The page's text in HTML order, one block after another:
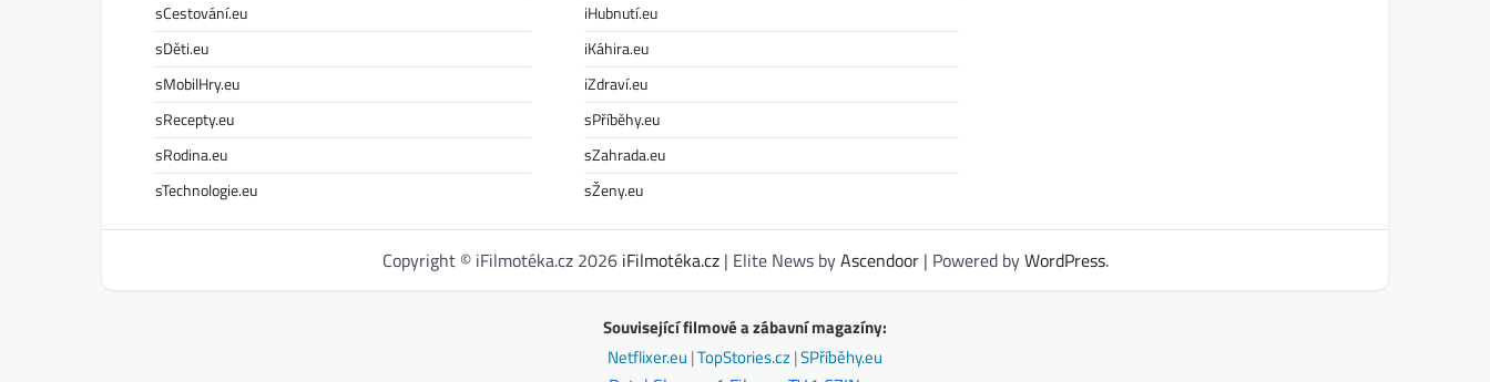
sCestování.eu
sDěti.eu
sMobilHry.eu
sRecepty.eu
sRodina.eu
sTechnologie.eu
iHubnutí.eu
iKáhira.eu
iZdraví.eu
sPříběhy.eu
sZahrada.eu
sŽeny.eu
Copyright © iFilmotéka.cz 2026 iFilmotéka.cz| Elite News byAscendoor| Powered byWordPress.
Související filmové a zábavní magazíny:
Netflixer.eu |TopStories.cz|SPříběhy.eu